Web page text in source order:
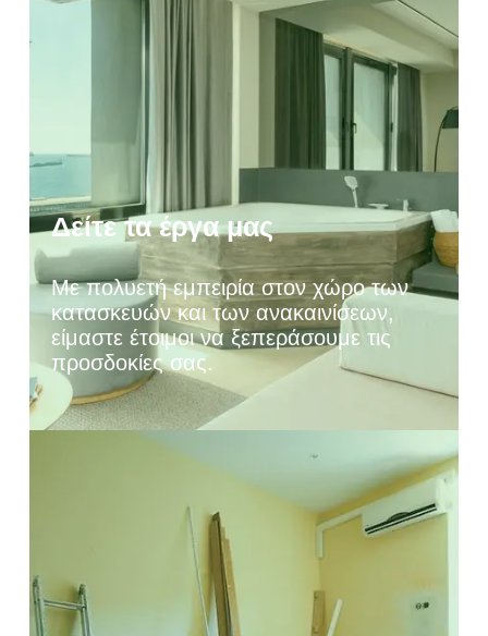
Δείτε τα έργα μας
Με πολυετή εμπειρία στον χώρο των
κατασκευών και των ανακαινίσεων,
είμαστε έτοιμοι να ξεπεράσουμε τις
προσδοκίες σας.